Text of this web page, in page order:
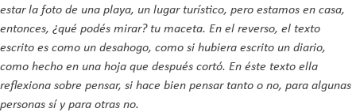
estar la foto de una playa, un lugar turístico, pero estamos en casa,
entonces, ¿qué podés mirar? tu maceta. En el reverso, el texto
escrito es como un desahogo, como si hubiera escrito un diario,
como hecho en una hoja que después cortó. En éste texto ella
reflexiona sobre pensar, si hace bien pensar tanto o no, para algunas
personas sí y para otras no.